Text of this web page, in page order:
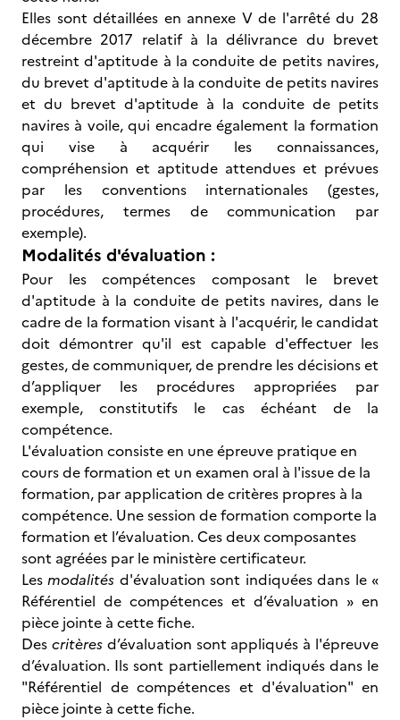
Elles sont détaillées en annexe V de l'arrêté du 28
décembre 2017 relatif à la délivrance du brevet
restreint d'aptitude à la conduite de petits navires,
du brevet d'aptitude à la conduite de petits navires
et du brevet d'aptitude à la conduite de petits
navires à voile, qui encadre également la formation
qui vise à acquérir les connaissances,
compréhension et aptitude attendues et prévues
par les conventions internationales (gestes,
procédures, termes de communication par
exemple).
Modalités d'évaluation :
Pour les compétences composant le brevet
d'aptitude à la conduite de petits navires, dans le
cadre de la formation visant à l'acquérir, le candidat
doit démontrer qu'il est capable d'effectuer les
gestes, de communiquer, de prendre les décisions et
d’appliquer les procédures appropriées par
exemple, constitutifs le cas échéant de la
compétence.
L'évaluation consiste en une épreuve pratique en
cours de formation et un examen oral à l'issue de la
formation, par application de critères propres à la
compétence. Une session de formation comporte la
formation et l’évaluation. Ces deux composantes
sont agréées par le ministère certificateur.
Lesmodalités d'évaluation sont indiquées dans le «
Référentiel de compétences et d’évaluation » en
pièce jointe à cette fiche.
Des critèresd’évaluation sont appliqués à l'épreuve
d’évaluation. Ils sont partiellement indiqués dans le
"Référentiel de compétences et d'évaluation" en
pièce jointe à cette fiche.